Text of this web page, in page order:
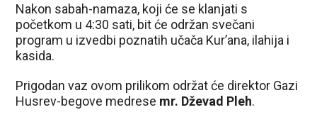
Nakon sabah-namaza, koji će se klanjati s
početkom u 4:30 sati, bit će održan svečani
program u izvedbi poznatih učača Kur’ana, ilahija i
kasida.
Prigodan vaz ovom prilikom održat će direktor Gazi
Husrev-begove medrese mr. Dževad Pleh.